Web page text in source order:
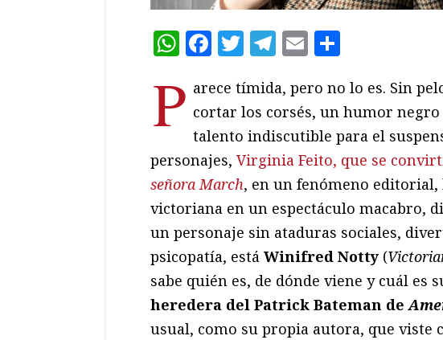
WhatsApp
Facebook
Twitter
Telegram
Email
P arece tímida, pero no lo es. Sin
cortar los corsés, un humor
talento indiscutible para el
personajes, Virginia Feito, que se
señora March, en un fenómeno
victoriana en un espectáculo macabro,
un personaje sin ataduras sociales,
psicopatía, está Winifred Notty (
sabe quién es, de dónde viene y cuál es
heredera del Patrick Bateman de
usual, como su propia autora, que viste